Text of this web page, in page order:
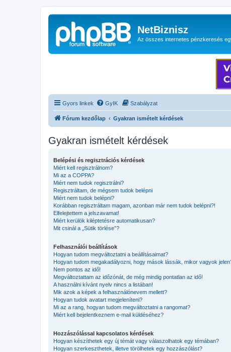
NetBiznisz
Az összes internetes pénzkeresés
Gyors linkek GyIK Szabályzat
Fórum kezdőlap Gyakran ismételt kérdések
Gyakran ismételt kérdések
Belépési és regisztrációs kérdések
Miért kell regisztrálnom?
Mi az a COPPA?
Miért nem tudok regisztrálni?
Regisztráltam, de mégsem tudok belépni
Miért nem tudok belépni?
Korábban regisztráltam magam, azonban már nem tudok belépni?!
Elfelejtettem a jelszavamat!
Miért kerülök kiléptetésre automatikusan?
Mit csinál a „Sütik törlése”?
Felhasználói beállítások
Hogyan tudom megváltoztatni a beállításaimat?
Hogyan tudom megakadályozni, hogy mások lássák, mikor vagyok
Nem pontos az idő!
Megváltoztattam az időzónát, de még mindig pontatlan az idő!
A használni kívánt nyelv nincs a listában!
Mik azok a képek a felhasználónevem mellett?
Hogyan tudok avatart megjeleníteni?
Mi az a rang, hogyan tudom megváltoztatni a rangomat?
Miért kell bejelentkeznem e-mail küldéséhez?
Hozzászólással kapcsolatos kérdések
Hogyan készíthetek egy új témát vagy válaszolhatok egy témában?
Hogyan szerkeszthetek, illetve törölhetek egy hozzászólást?